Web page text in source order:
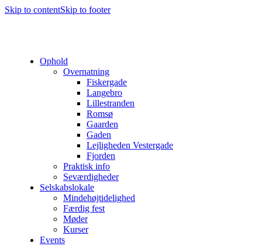
Skip to contentSkip to footer
Ophold
Overnatning
Fiskergade
Langebro
Lillestranden
Romsø
Gaarden
Gaden
Lejligheden Vestergade
Fjorden
Praktisk info
Seværdigheder
Selskabslokale
Mindehøjtidelighed
Færdig fest
Møder
Kurser
Events